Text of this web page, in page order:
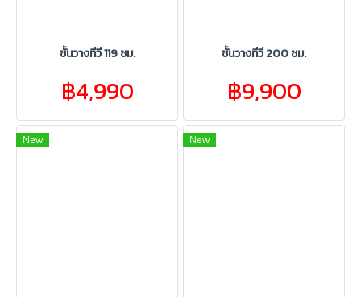
ชั้นวางทีวี 119 ซม.
฿4,990
ชั้นวางทีวี 200 ซม.
฿9,900
New New